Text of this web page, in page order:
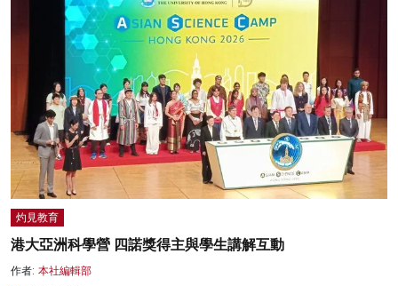
灼見教育
港大亞洲科學營 四諾獎得主與學生講解互動
作者: 本社編輯部